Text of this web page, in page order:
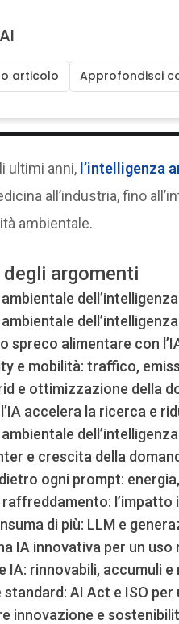
articolo Approfondisci
ultimi anni,l’intelligenza
all’industria, fino
ambientale.
argomenti
spreco alimentare con
e mobilità: traffico,
e ottimizzazione della
accelera la ricerca e
e crescita della
ogni prompt:
raffreddamento:
di più: LLM e
IA innovativa per un uso
IA: rinnovabili, accumuli
standard: AI Act e ISO
innovazione e